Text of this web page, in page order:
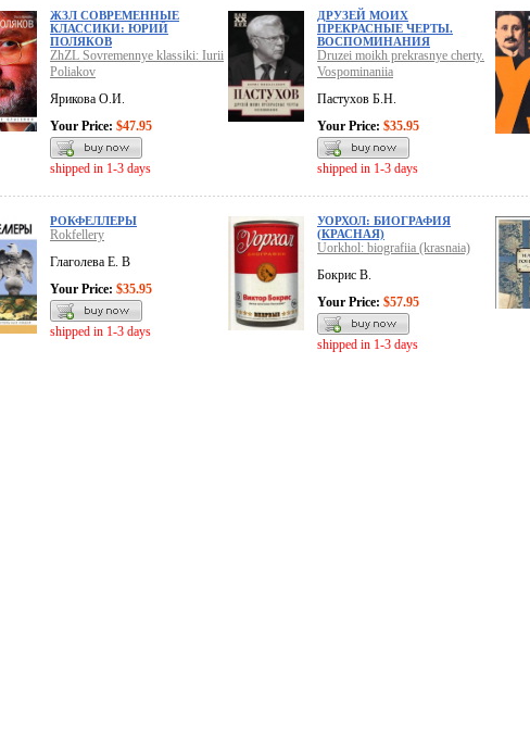
ЖЗЛ СОВРЕМЕННЫЕ
КЛАССИКИ: ЮРИЙ
ПОЛЯКОВ
ZhZL Sovremennye klassiki: Iurii
Poliakov
Ярикова О.И.
Your Price: $47.95
shipped in 1-3 days
ДРУЗЕЙ МОИХ
ПРЕКРАСНЫЕ ЧЕРТЫ.
ВОСПОМИНАНИЯ
Druzei moikh prekrasnye cherty.
Vospominaniia
Пастухов Б.Н.
Your Price: $35.95
shipped in 1-3 days
РОКФЕЛЛЕРЫ
Rokfellery
Глаголева Е. В
Your Price: $35.95
shipped in 1-3 days
УОРХОЛ: БИОГРАФИЯ
(КРАСНАЯ)
Uorkhol: biografiia (krasnaia)
Бокрис В.
Your Price: $57.95
shipped in 1-3 days